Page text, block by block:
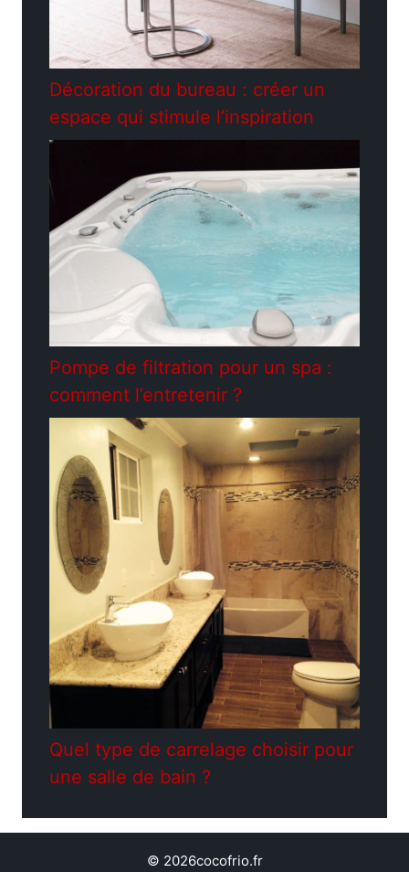
Décoration du bureau : créer un
espace qui stimule l’inspiration
Pompe de filtration pour un spa :
comment l’entretenir ?
Quel type de carrelage choisir pour
une salle de bain ?
© 2026cocofrio.fr